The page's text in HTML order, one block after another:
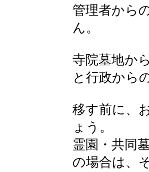
管理者から
ん。
寺院墓地か
と行政から
移す前に、
ょう。
霊園・共同
の場合は、